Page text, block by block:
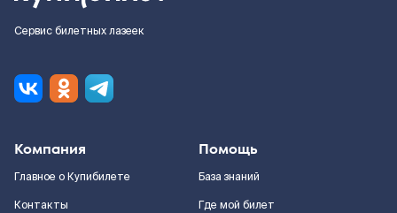
Сервис билетных лазеек
Компания
Главное о Купибилете
Контакты
Помощь
База знаний
Где мой билет